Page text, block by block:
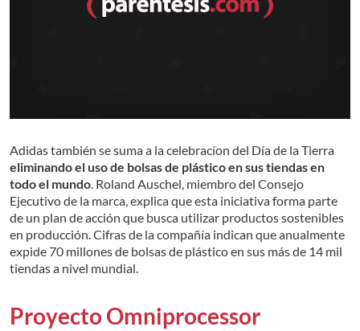
Adidas también se suma a la celebracíon del Día de la Tierra
eliminando el uso de bolsas de plástico en sus tiendas en
todo el mundo. Roland Auschel, miembro del Consejo
Ejecutivo de la marca, explica que esta iniciativa forma parte
de un plan de acción que busca utilizar productos sostenibles
en producción. Cifras de la compañía indican que anualmente
expide 70 millones de bolsas de plástico en sus más de 14 mil
tiendas a nivel mundial.
Proyecto Omniprocessor